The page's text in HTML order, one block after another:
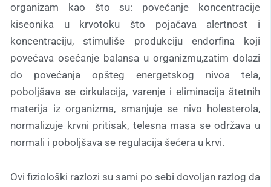
organizam kao što su: povećanje koncentracije
kiseonika u krvotoku što pojačava alertnost i
koncentraciju, stimuliše produkciju endorfina koji
povećava osećanje balansa u organizmu,zatim dolazi
do povećanja opšteg energetskog nivoa tela,
poboljšava se cirkulacija, varenje i eliminacija štetnih
materija iz organizma, smanjuje se nivo holesterola,
normalizuje krvni pritisak, telesna masa se održava u
normali i poboljšava se regulacija šećera u krvi.
Ovi fiziološki razlozi su sami po sebi dovoljan razlog da